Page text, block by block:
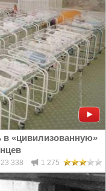
в «цивилизованную»
23 338 1 275